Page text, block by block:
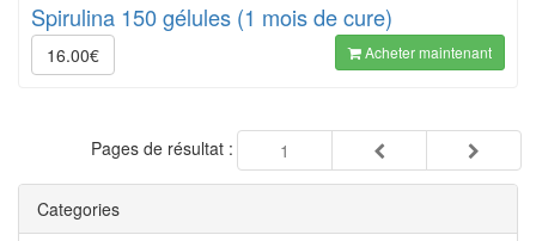
Spirulina 150 gélules (1 mois de cure)
16.00€ Acheter maintenant
1
Pages de résultat :
Categories